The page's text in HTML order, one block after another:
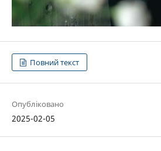
Повний текст
Опубліковано
2025-02-05